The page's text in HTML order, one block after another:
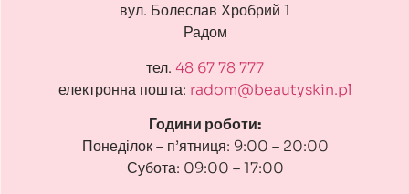
вул. Болеслав Хробрий 1
Радом
тел. 48 67 78 777
електронна пошта: radom@beautyskin.pl
Години роботи:
Понеділок – п’ятниця: 9:00 – 20:00
Субота: 09:00 – 17:00